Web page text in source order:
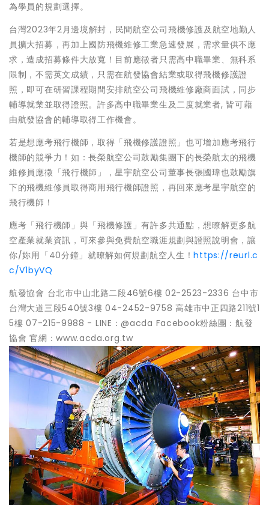
為學員的規劃選擇。
台灣2023年2月邊境解封，民間航空公司飛機修護及航空地勤人
員擴大招募，再加上國防飛機維修工業急速發展，需求量供不應
求，造成招募條件大放寬！目前應徵者只需高中職畢業、無科系
限制，不需英文成績，只需在航發協會結業或取得飛機修護證
照，即可在研習課程期間安排航空公司飛機維修廠商面試，同步
輔導就業並取得證照。許多高中職畢業生及二度就業者, 皆可藉
由航發協會的輔導取得工作機會。
若是想應考飛行機師，取得「飛機修護證照」也可增加應考飛行
機師的競爭力！如：長榮航空公司鼓勵集團下的長榮航太的飛機
維修員應徵「飛行機師」，星宇航空公司董事長張國瑋也鼓勵旗
下的飛機維修員取得商用飛行機師證照，再回來應考星宇航空的
飛行機師！
應考「飛行機師」與「飛機修護」有許多共通點，想瞭解更多航
空產業就業資訊，可來參與免費航空職涯規劃與證照說明會，讓
你/妳用「40分鐘」就瞭解如何規劃航空人生！https://reurl.c
c/V1byVQ
航發協會 台北市中山北路二段46號6樓 02-2523-2336 台中市
台灣大道三段540號3樓 04-2452-9758 高雄市中正四路211號1
5樓 07-215-9988 - LINE：@acda Facebook粉絲團：航發
協會 官網：www.acda.org.tw